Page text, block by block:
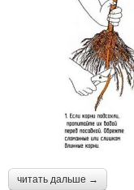
читать дальше →